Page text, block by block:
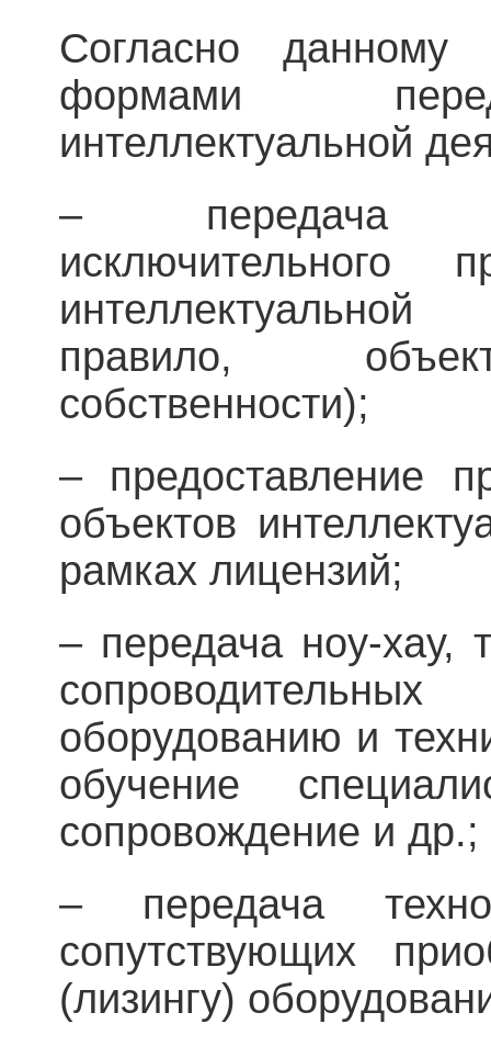
Согласно данному
формами
интеллектуальной
– передача
исключительного
правило,
собственности);
– предоставление
объектов
рамках лицензий;
– передача ноу-хау,
оборудованию и
обучение
сопровождение и др.;
– передача
сопутствующих
(лизингу)